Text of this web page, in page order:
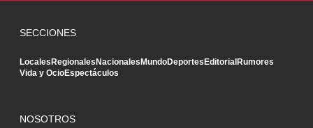
SECCIONES
LocalesRegionalesNacionalesMundoDeportesEditorialRumores
Vida y OcioEspectáculos
NOSOTROS